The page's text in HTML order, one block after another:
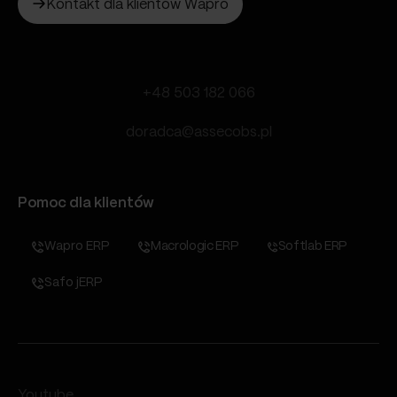
Kontakt dla klientów Wapro
+48 503 182 066
doradca@assecobs.pl
Pomoc dla klientów
Wapro ERP Macrologic ERP Softlab ERP
Safo jERP